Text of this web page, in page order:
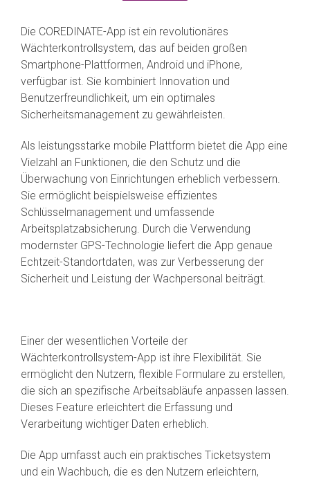
Die COREDINATE-App ist ein revolutionäres
Wächterkontrollsystem, das auf beiden großen
Smartphone-Plattformen, Android und iPhone,
verfügbar ist. Sie kombiniert Innovation und
Benutzerfreundlichkeit, um ein optimales
Sicherheitsmanagement zu gewährleisten.
Als leistungsstarke mobile Plattform bietet die App eine
Vielzahl an Funktionen, die den Schutz und die
Überwachung von Einrichtungen erheblich verbessern.
Sie ermöglicht beispielsweise effizientes
Schlüsselmanagement und umfassende
Arbeitsplatzabsicherung. Durch die Verwendung
modernster GPS-Technologie liefert die App genaue
Echtzeit-Standortdaten, was zur Verbesserung der
Sicherheit und Leistung der Wachpersonal beiträgt.
Einer der wesentlichen Vorteile der
Wächterkontrollsystem-App ist ihre Flexibilität. Sie
ermöglicht den Nutzern, flexible Formulare zu erstellen,
die sich an spezifische Arbeitsabläufe anpassen lassen.
Dieses Feature erleichtert die Erfassung und
Verarbeitung wichtiger Daten erheblich.
Die App umfasst auch ein praktisches Ticketsystem
und ein Wachbuch, die es den Nutzern erleichtern,